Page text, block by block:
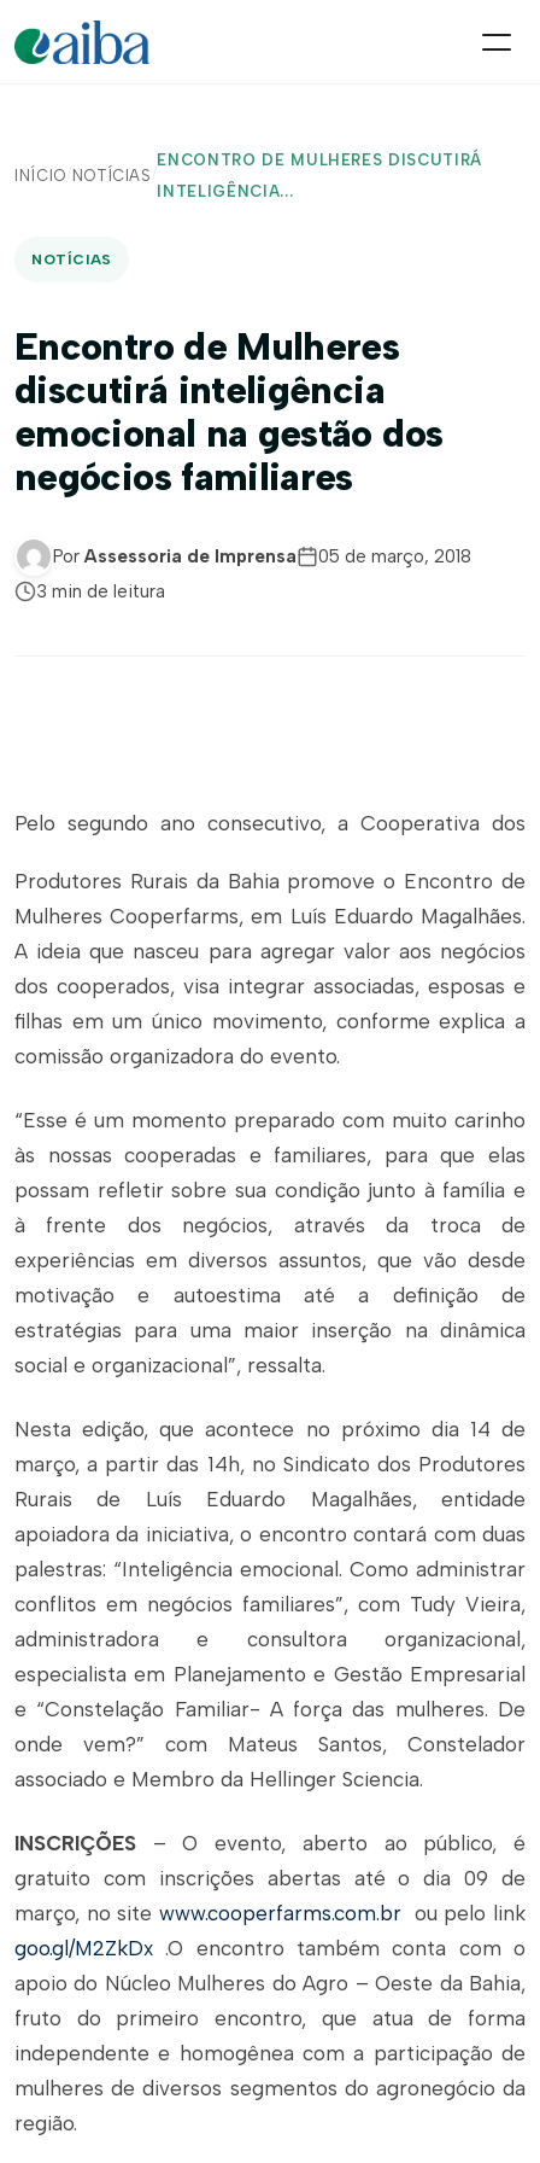
INÍCIO/ NOTÍCIAS /
ENCONTRO DE MULHERES DISCUTIRÁ
INTELIGÊNCIA...
NOTÍCIAS
Encontro de Mulheres
discutirá inteligência
emocional na gestão dos
negócios familiares
Por Assessoria de Imprensa
05 de março, 2018
3 min de leitura
Pelo segundo ano consecutivo, a Cooperativa dos
Produtores Rurais da Bahia promove o Encontro de
Mulheres Cooperfarms, em Luís Eduardo Magalhães.
A ideia que nasceu para agregar valor aos negócios
dos cooperados, visa integrar associadas, esposas e
filhas em um único movimento, conforme explica a
comissão organizadora do evento.
“Esse é um momento preparado com muito carinho
às nossas cooperadas e familiares, para que elas
possam refletir sobre sua condição junto à família e
à frente dos negócios, através da troca de
experiências em diversos assuntos, que vão desde
motivação e autoestima até a definição de
estratégias para uma maior inserção na dinâmica
social e organizacional”, ressalta.
Nesta edição, que acontece no próximo dia 14 de
março, a partir das 14h, no Sindicato dos Produtores
Rurais de Luís Eduardo Magalhães, entidade
apoiadora da iniciativa, o encontro contará com duas
palestras: “Inteligência emocional. Como administrar
conflitos em negócios familiares”, com Tudy Vieira,
administradora e consultora organizacional,
especialista em Planejamento e Gestão Empresarial
e “Constelação Familiar- A força das mulheres. De
onde vem?” com Mateus Santos, Constelador
associado e Membro da Hellinger Sciencia.
INSCRIÇÕES – O evento, aberto ao público, é
gratuito com inscrições abertas até o dia 09 de
março, no site www.cooperfarms.com.brou pelo link
goo.gl/M2ZkDx .O encontro também conta com o
apoio do Núcleo Mulheres do Agro – Oeste da Bahia,
fruto do primeiro encontro, que atua de forma
independente e homogênea com a participação de
mulheres de diversos segmentos do agronegócio da
região.